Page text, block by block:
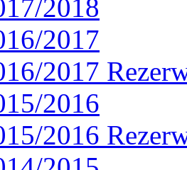
2018
2017
2017
2016
2016